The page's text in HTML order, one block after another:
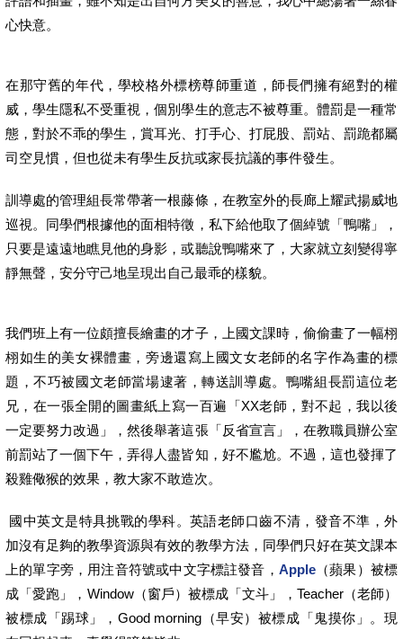
心快意。
在那守舊的年代，學校格外標榜尊師重道，師長們擁有絕對的權
威，學生隱私不受重視，個別學生的意志不被尊重。體罰是一種常
態，對於不乖的學生，賞耳光、打手心、打屁股、罰站、罰跪都屬
司空見慣，但也從未有學生反抗或家長抗議的事件發生。
訓導處的管理組長常帶著一根藤條，在教室外的長廊上耀武揚威地
巡視。同學們根據他的面相特徵，私下給他取了個綽號「鴨嘴」，
只要是遠遠地瞧見他的身影，或聽說鴨嘴來了，大家就立刻變得寧
靜無聲，安分守己地呈現出自己最乖的樣貌。
我們班上有一位頗擅長繪畫的才子，上國文課時，偷偷畫了一幅栩
栩如生的美女裸體畫，旁邊還寫上國文女老師的名字作為畫的標
題，不巧被國文老師當場逮著，轉送訓導處。鴨嘴組長罰這位老
兄，在一張全開的圖畫紙上寫一百遍「XX老師，對不起，我以後
一定要努力改過」，然後舉著這張「反省宣言」，在教職員辦公室
前罰站了一個下午，弄得人盡皆知，好不尷尬。不過，這也發揮了
殺雞儆猴的效果，教大家不敢造次。
國中英文是特具挑戰的學科。英語老師口齒不清，發音不準，外
加沒有足夠的教學資源與有效的教學方法，同學們只好在英文課本
上的單字旁，用注音符號或中文字標註發音， Apple（蘋果）被標
成「愛跑」，Window（窗戶）被標成「文斗」，Teacher（老師）
被標成「踢球」，Good morning（早安）被標成「鬼摸你」。現